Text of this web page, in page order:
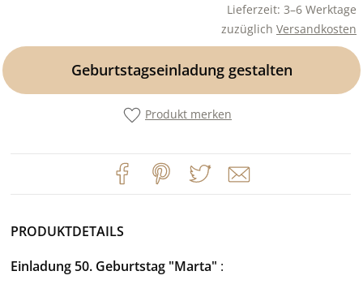
Lieferzeit: 3–6 Werktage
zuzüglich Versandkosten
Geburtstagseinladung gestalten
Produkt merken
PRODUKTDETAILS
Einladung 50. Geburtstag "Marta"